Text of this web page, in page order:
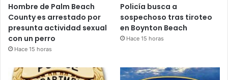
Hombre de Palm Beach
County es arrestado por
presunta actividad sexual
con un perro
Hace 15 horas
Policía busca a
sospechoso tras tiroteo
en Boynton Beach
Hace 15 horas